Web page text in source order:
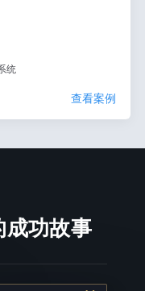
统
查看案例
成功故事